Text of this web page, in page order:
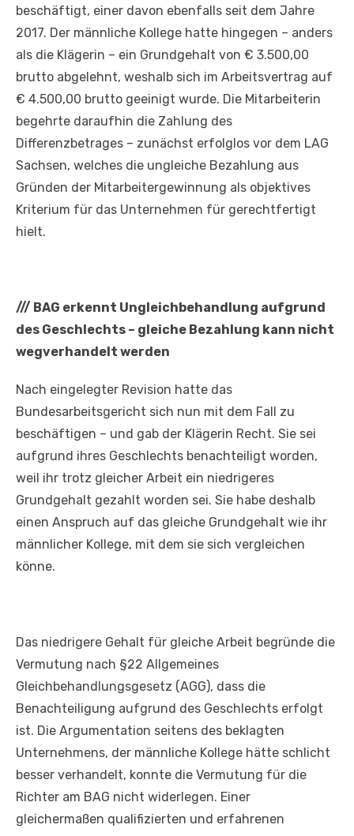
beschäftigt, einer davon ebenfalls seit dem Jahre
2017. Der männliche Kollege hatte hingegen – anders
als die Klägerin – ein Grundgehalt von € 3.500,00
brutto abgelehnt, weshalb sich im Arbeitsvertrag auf
€ 4.500,00 brutto geeinigt wurde. Die Mitarbeiterin
begehrte daraufhin die Zahlung des
Differenzbetrages – zunächst erfolglos vor dem LAG
Sachsen, welches die ungleiche Bezahlung aus
Gründen der Mitarbeitergewinnung als objektives
Kriterium für das Unternehmen für gerechtfertigt
hielt.
/// BAG erkennt Ungleichbehandlung aufgrund
des Geschlechts – gleiche Bezahlung kann nicht
wegverhandelt werden
Nach eingelegter Revision hatte das
Bundesarbeitsgericht sich nun mit dem Fall zu
beschäftigen – und gab der Klägerin Recht. Sie sei
aufgrund ihres Geschlechts benachteiligt worden,
weil ihr trotz gleicher Arbeit ein niedrigeres
Grundgehalt gezahlt worden sei. Sie habe deshalb
einen Anspruch auf das gleiche Grundgehalt wie ihr
männlicher Kollege, mit dem sie sich vergleichen
könne.
Das niedrigere Gehalt für gleiche Arbeit begründe die
Vermutung nach §22 Allgemeines
Gleichbehandlungsgesetz (AGG), dass die
Benachteiligung aufgrund des Geschlechts erfolgt
ist. Die Argumentation seitens des beklagten
Unternehmens, der männliche Kollege hätte schlicht
besser verhandelt, konnte die Vermutung für die
Richter am BAG nicht widerlegen. Einer
gleichermaßen qualifizierten und erfahrenen